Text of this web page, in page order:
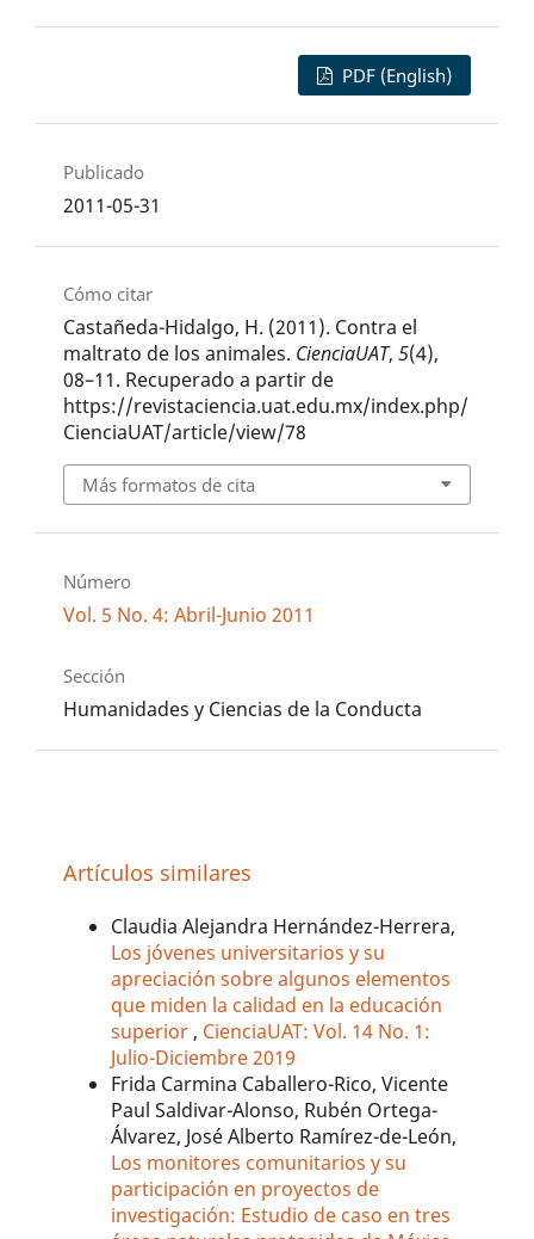
PDF (English)
Publicado
2011-05-31
Cómo citar
Castañeda-Hidalgo, H. (2011). Contra el
maltrato de los animales. CienciaUAT,5(4),
08–11. Recuperado a partir de
https://revistaciencia.uat.edu.mx/index.php/
CienciaUAT/article/view/78
Más formatos de cita
Número
Vol. 5 No. 4: Abril-Junio 2011
Sección
Humanidades y Ciencias de la Conducta
Artículos similares
Claudia Alejandra Hernández-Herrera,
Los jóvenes universitarios y su
apreciación sobre algunos elementos
que miden la calidad en la educación
superior , CienciaUAT: Vol. 14 No. 1:
Julio-Diciembre 2019
Frida Carmina Caballero-Rico, Vicente
Paul Saldivar-Alonso, Rubén Ortega-
Álvarez, José Alberto Ramírez-de-León,
Los monitores comunitarios y su
participación en proyectos de
investigación: Estudio de caso en tres